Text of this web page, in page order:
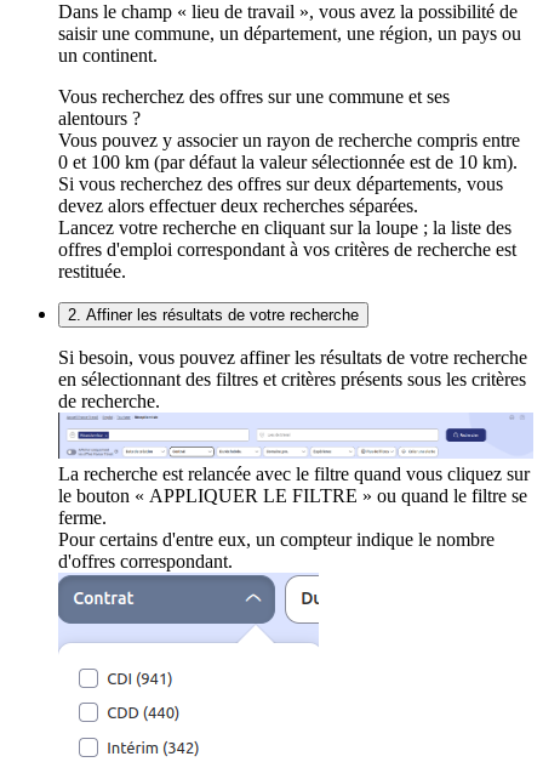
Dans le champ « lieu de travail », vous avez la possibilité de
saisir une commune, un département, une région, un pays ou
un continent.
Vous recherchez des offres sur une commune et ses
alentours ?
Vous pouvez y associer un rayon de recherche compris entre
0 et 100 km (par défaut la valeur sélectionnée est de 10 km).
Si vous recherchez des offres sur deux départements, vous
devez alors effectuer deux recherches séparées.
Lancez votre recherche en cliquant sur la loupe ; la liste des
offres d'emploi correspondant à vos critères de recherche est
restituée.
2. Affiner les résultats de votre recherche
Si besoin, vous pouvez affiner les résultats de votre recherche
en sélectionnant des filtres et critères présents sous les critères
de recherche.
La recherche est relancée avec le filtre quand vous cliquez sur
le bouton « APPLIQUER LE FILTRE » ou quand le filtre se
ferme.
Pour certains d'entre eux, un compteur indique le nombre
d'offres correspondant.